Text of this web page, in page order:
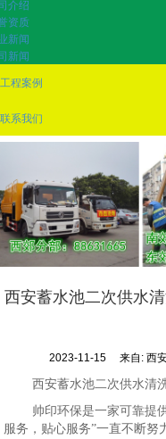
介绍
资质
新闻
新闻
工程案例
联系我们
西安蓄水池二次供水
2023-11-15 来自:西
西安蓄水池二次供水清
帅印环保是一家可靠提
服务，贴心服务”一直不断努